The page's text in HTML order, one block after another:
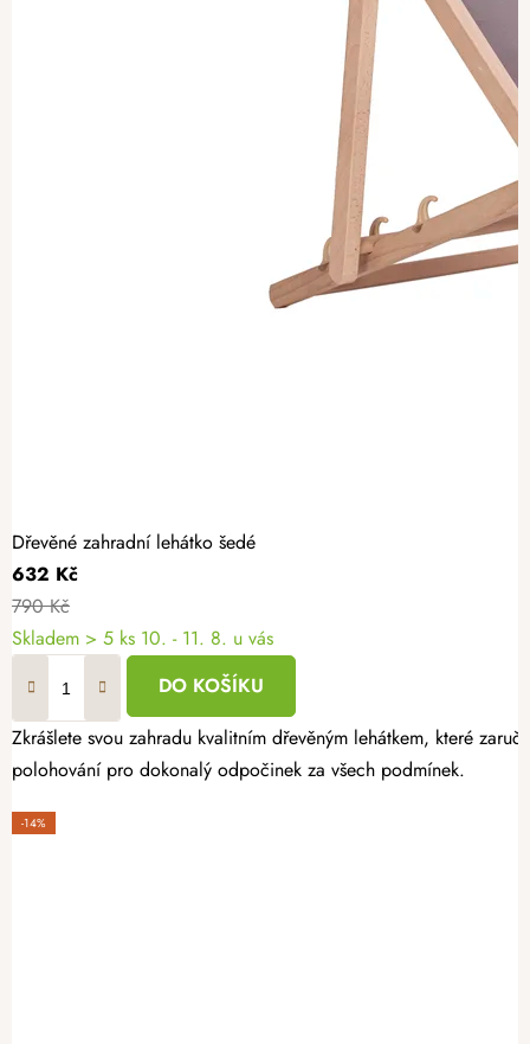
Dřevěné zahradní lehátko šedé
632 Kč
790 Kč
Skladem > 5 ks 10. - 11. 8. u vás
DO KOŠÍKU
Zkrášlete svou zahradu kvalitním dřevěným lehátkem, které
polohování pro dokonalý odpočinek za všech podmínek.
-14%